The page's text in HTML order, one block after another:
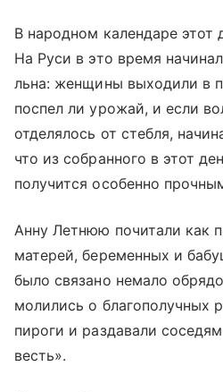
В народном календаре этот
На Руси в это время
льна: женщины выходили в
поспел ли урожай, и если
отделялось от стебля,
что из собранного в этот
получится особенно
Анну Летнюю почитали как
матерей, беременных и
было связано немало
молились о благополучных
пироги и раздавали
весть».